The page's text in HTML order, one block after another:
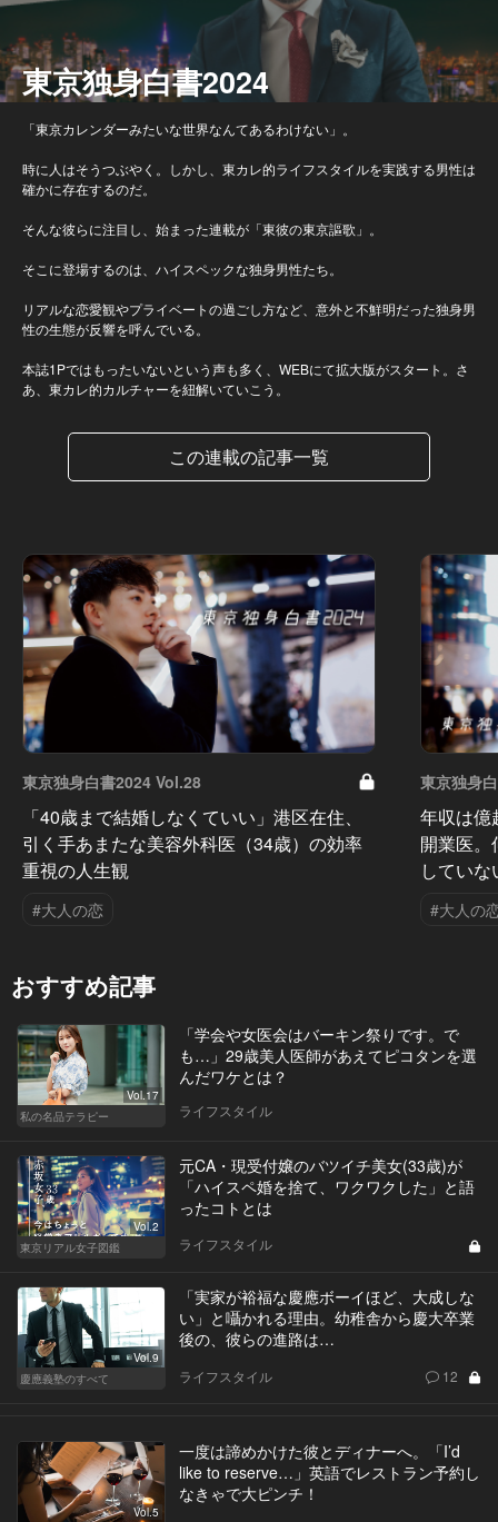
東京独身白書2024
「東京カレンダーみたいな世界なんてあるわけない」。
時に人はそうつぶやく。しかし、東カレ的ライフスタイルを実践する男性は
確かに存在するのだ。
そんな彼らに注目し、始まった連載が「東彼の東京謳歌」。
そこに登場するのは、ハイスペックな独身男性たち。
リアルな恋愛観やプライベートの過ごし方など、意外と不鮮明だった独身男
性の生態が反響を呼んでいる。
本誌1Pではもったいないという声も多く、WEBにて拡大版がスタート。さ
あ、東カレ的カルチャーを紐解いていこう。
この連載の記事一覧
東京独身白書2024 Vol.28
「40歳まで結婚しなくていい」港区在住、
引く手あまたな美容外科医（34歳）の効率
重視の人生観
#大人の恋
東京独身
年収は億
開業医
してい
#大人の
おすすめ記事
Vol.17
私の名品テラピー
「学会や女医会はバーキン祭りです。で
も…」29歳美人医師があえてピコタンを選
んだワケとは？
ライフスタイル
Vol.2
東京リアル女子図鑑
元CA・現受付嬢のバツイチ美女(33歳)が
「ハイスペ婚を捨て、ワクワクした」と語
ったコトとは
ライフスタイル
Vol.9
慶應義塾のすべて
「実家が裕福な慶應ボーイほど、大成しな
い」と囁かれる理由。幼稚舎から慶大卒業
後の、彼らの進路は…
ライフスタイル 12
Vol.5
一度は諦めかけた彼とディナーへ。「I’d
like to reserve…」英語でレストラン予約し
なきゃで大ピンチ！